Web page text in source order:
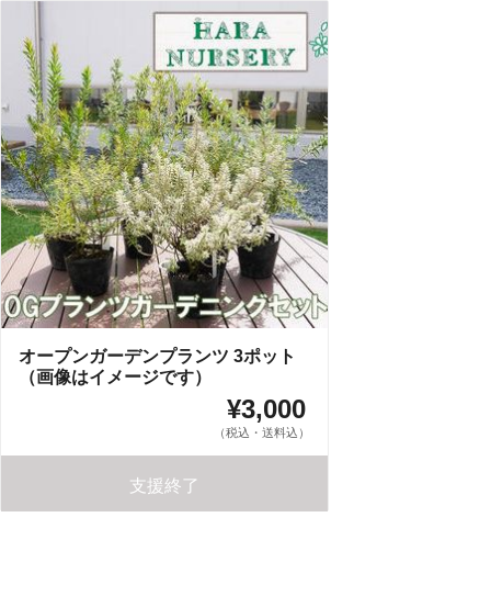
オープンガーデンプランツ 3ポット
（画像はイメージです）
¥3,000
（税込・送料込）
支援終了